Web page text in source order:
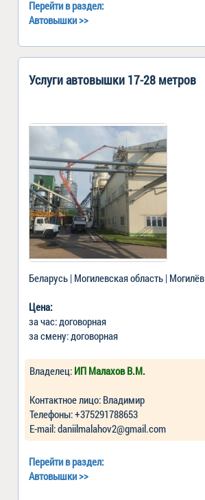
Перейти в раздел:
Автовышки>>
Услуги автовышки 17-28 метров
Беларусь | Могилевская область | Могилёв
Цена:
за час: договорная
за смену: договорная
Владелец: ИП Малахов В.М.
Контактное лицо: Владимир
Телефоны: +375291788653
Е-mail: daniilmalahov2@gmail.com
Перейти в раздел:
Автовышки>>